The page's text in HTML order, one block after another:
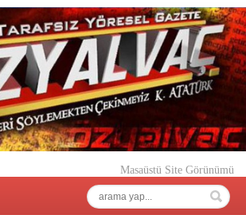
Masaüstü Site Görünümü